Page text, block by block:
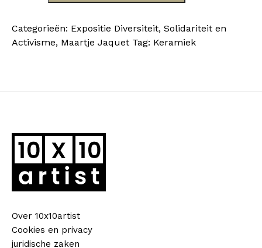
Moeder
van
aantal
Categorieën: Expositie Diversiteit, Solidariteit en
Activisme, Maartje Jaquet Tag: Keramiek
Over 10x10artist
Cookies en privacy
juridische zaken